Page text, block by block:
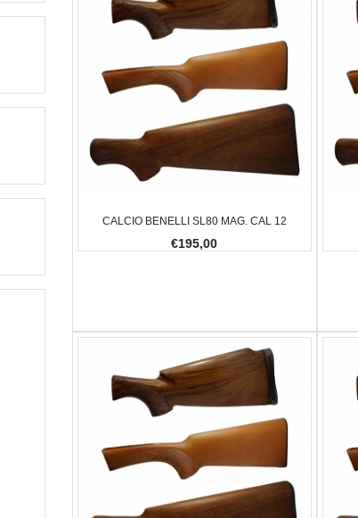
CALCIO BENELLI SL80 MAG. CAL 12
€195,00